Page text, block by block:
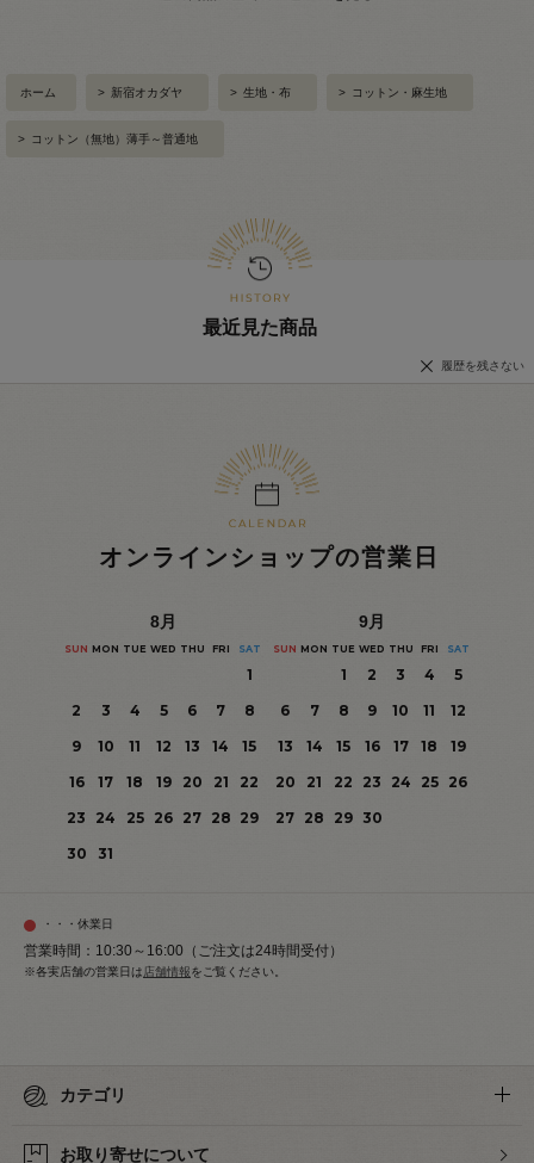
ホーム > 新宿オカダヤ > 生地・布 > コットン・麻生地
> コットン（無地）薄手～普通地
最近見た商品
履歴を残さない
オンラインショップの営業日
8月
SUN MON TUE WED THU FRI SAT
1
2
3 4 5 6 7
8
9
10 11 12 13 14
15
16
17 18 19 20 21
22
23
24 25 26 27 28 29
30
31
9月
SUN MON TUE WED THU FRI SAT
1 2 3 4
5
6
7 8 9 10 11
12
13
14 15 16 17 18
19
20
21 22 23 24 25
26
27 28 29 30
・・・休業日
営業時間：10:30～16:00（ご注文は24時間受付）
※各実店舗の営業日は店舗情報をご覧ください。
カテゴリ
お取り寄せについて